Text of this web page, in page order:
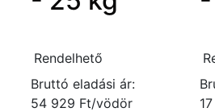
Rendelhető
Bruttó eladási ár:
54 929 Ft/vödör